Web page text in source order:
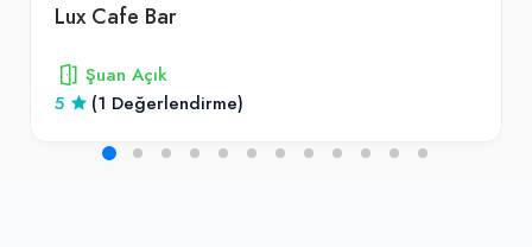
Lux Cafe Bar
Şuan Açık
5
(1 Değerlendirme)